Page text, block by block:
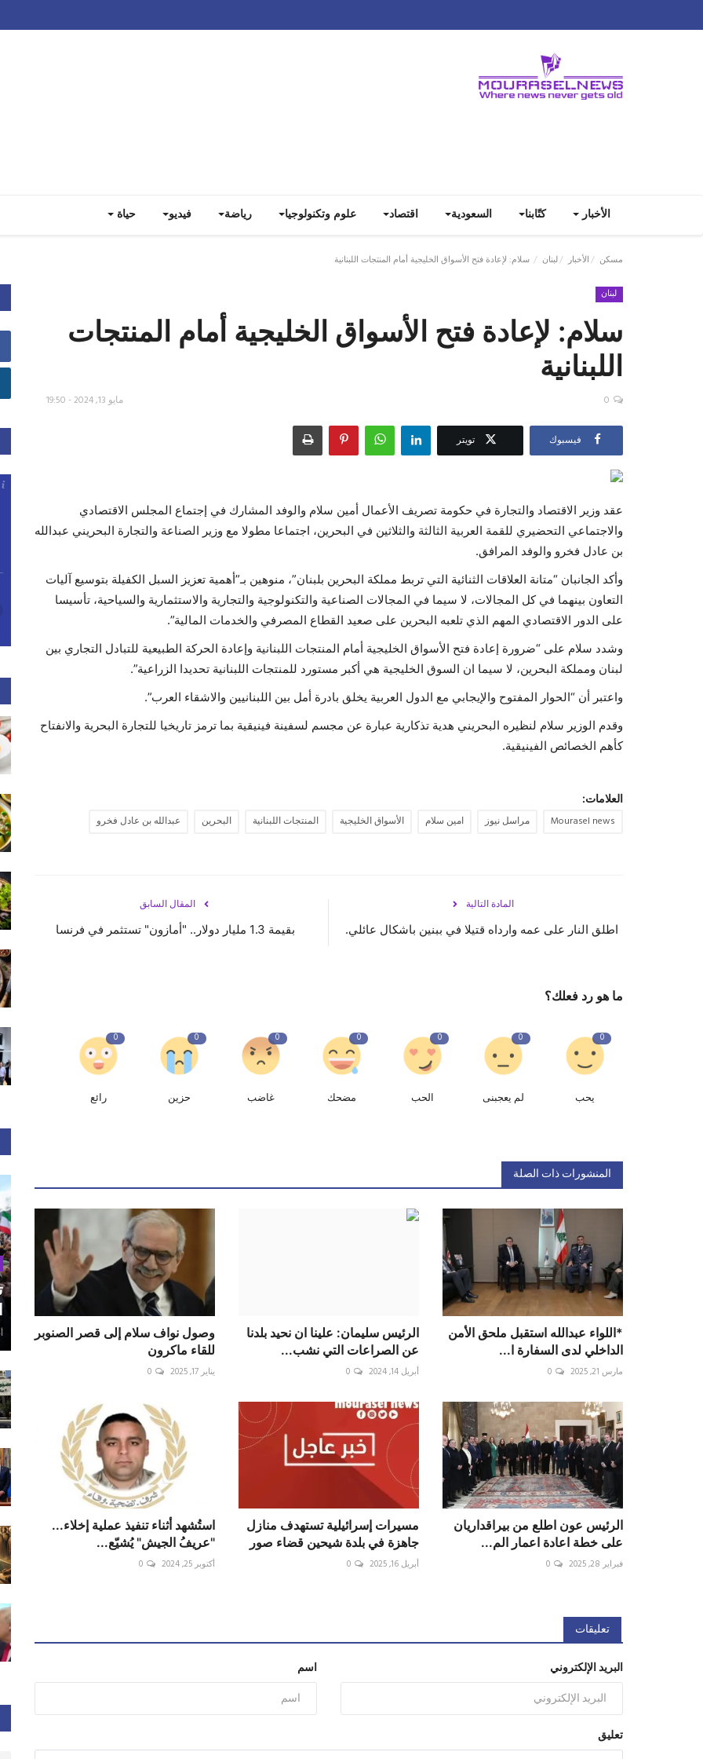
الأخبار كتّابنا السعودية اقتصاد علوم وتكنولوجيا رياضة فيديو حياة
مسكن الأخبار لبنان سلام: لإعادة فتح الأسواق الخليجية أمام المنتجات اللبنانية
لبنان
سلام: لإعادة فتح الأسواق الخليجية أمام المنتجات
اللبنانية
مايو 13, 2024 - 19:50 0
فيسبوك تويتر
عقد وزير الاقتصاد والتجارة في حكومة تصريف الأعمال أمين سلام والوفد المشارك في إجتماع المجلس الاقتصادي
والاجتماعي التحضيري للقمة العربية الثالثة والثلاثين في البحرين، اجتماعا مطولا مع وزير الصناعة والتجارة البحريني عبدالله
بن عادل فخرو والوفد المرافق.
وأكد الجانبان “متانة العلاقات الثنائية التي تربط مملكة البحرين بلبنان”، منوهين بـ”أهمية تعزيز السبل الكفيلة بتوسيع آليات
التعاون بينهما في كل المجالات، لا سيما في المجالات الصناعية والتكنولوجية والتجارية والاستثمارية والسياحية، تأسيسا
على الدور الاقتصادي المهم الذي تلعبه البحرين على صعيد القطاع المصرفي والخدمات المالية”.
وشدد سلام على “ضرورة إعادة فتح الأسواق الخليجية أمام المنتجات اللبنانية وإعادة الحركة الطبيعية للتبادل التجاري بين
لبنان ومملكة البحرين، لا سيما ان السوق الخليجية هي أكبر مستورد للمنتجات اللبنانية تحديدا الزراعية”.
واعتبر أن “الحوار المفتوح والإيجابي مع الدول العربية يخلق بادرة أمل بين اللبنانيين والاشقاء العرب”.
وقدم الوزير سلام لنظيره البحريني هدية تذكارية عبارة عن مجسم لسفينة فينيقية بما ترمز تاريخيا للتجارة البحرية والانفتاح
كأهم الخصائص الفينيقية.
العلامات:
Mourasel news مراسل نيوز امين سلام الأسواق الخليجية المنتجات اللبنانية البحرين عبدالله بن عادل فخرو
المقال السابق
بقيمة 1.3 مليار دولار.. "أمازون" تستثمر في فرنسا
المادة التالية
اطلق النار على عمه وارداه قتيلا في ببنين باشكال عائلي.
ما هو رد فعلك؟
0
يحب
0
لم يعجبنى
0
الحب
0
مضحك
0
غاضب
0
حزين
0
رائع
المنشورات ذات الصلة
*اللواء عبدالله استقبل ملحق الأمن
الداخلي لدى السفارة ا...
مارس 21, 2025 0
الرئيس سليمان: علينا ان نحيد بلدنا
عن الصراعات التي نشب...
أبريل 14, 2024 0
وصول نواف سلام إلى قصر الصنوبر
للقاء ماكرون
يناير 17, 2025 0
الرئيس عون اطلع من بيراقداريان
على خطة اعادة اعمار الم...
فبراير 28, 2025 0
مسيرات إسرائيلية تستهدف منازل
جاهزة في بلدة شيحين قضاء صور
أبريل 16, 2025 0
استُشهد أثناء تنفيذ عملية إخلاء...
"عريفُ الجيش" يُشيّع...
أكتوبر 25, 2024 0
تعليقات
اسم البريد الإلكتروني
تعليق